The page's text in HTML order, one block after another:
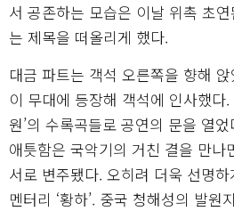
서 공존하는 모습은 이날 위촉 초연
는 제목을 떠올리게 했다.
대금 파트는 객석 오른쪽을 향해
이 무대에 등장해 객석에 인사했다
원’의 수록곡들로 공연의 문을 열
애틋함은 국악기의 거친 결을 만나
서로 변주됐다. 오히려 더욱 선명
멘터리 ‘황하’. 중국 청해성의 발원